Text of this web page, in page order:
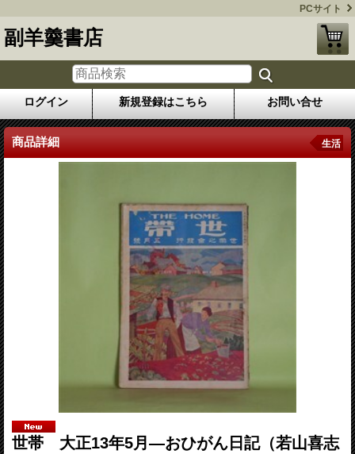
PCサイト
副羊羹書店
ログイン 新規登録はこちら お問い合せ
商品詳細 生活
世帯 大正13年5月―おひがん日記（若山喜志